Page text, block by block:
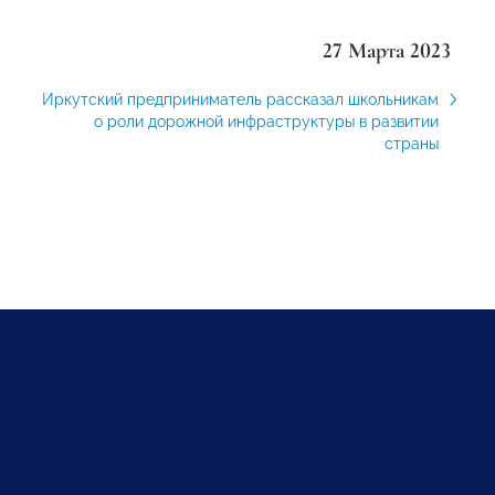
27 Марта 2023
Иркутский предприниматель рассказал школьникам
о роли дорожной инфраструктуры в развитии
страны